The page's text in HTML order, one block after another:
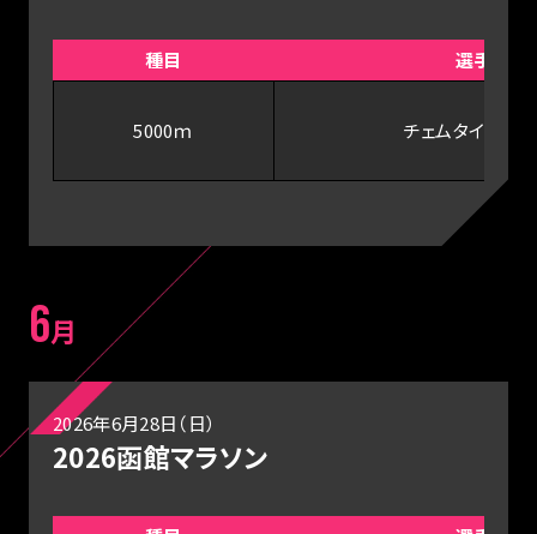
種目 選手
5000ｍ チェムタイ・デボ
6月
2026年6月28日（日）
2026函館マラソン